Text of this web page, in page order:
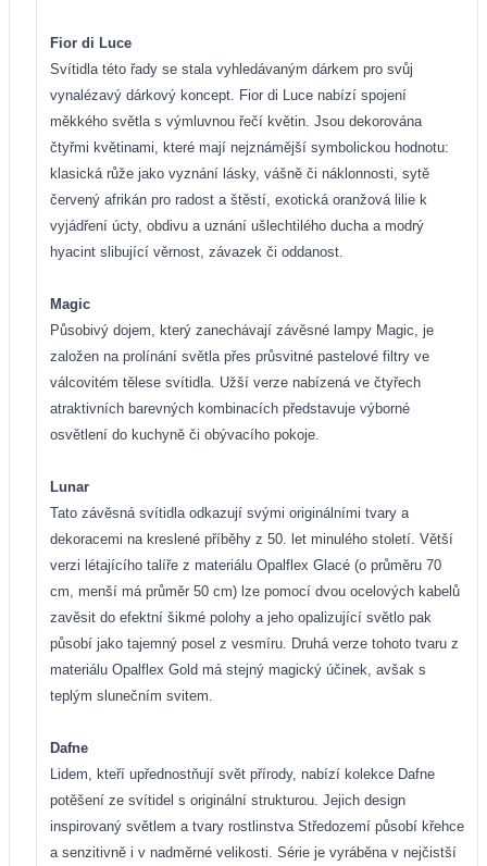
Fior di Luce
Svítidla této řady se stala vyhledávaným dárkem pro svůj
vynalézavý dárkový koncept. Fior di Luce nabízí spojení
měkkého světla s výmluvnou řečí květin. Jsou dekorována
čtyřmi květinami, které mají nejznámější symbolickou hodnotu:
klasická růže jako vyznání lásky, vášně či náklonnosti, sytě
červený afrikán pro radost a štěstí, exotická oranžová lilie k
vyjádření úcty, obdivu a uznání ušlechtilého ducha a modrý
hyacint slibující věrnost, závazek či oddanost.
Magic
Působivý dojem, který zanechávají závěsné lampy Magic, je
založen na prolínání světla přes průsvitné pastelové filtry ve
válcovitém tělese svítidla. Užší verze nabízená ve čtyřech
atraktivních barevných kombinacích představuje výborné
osvětlení do kuchyně či obývacího pokoje.
Lunar
Tato závěsná svítidla odkazují svými originálními tvary a
dekoracemi na kreslené příběhy z 50. let minulého století. Větší
verzi létajícího talíře z materiálu Opalflex Glacé (o průměru 70
cm, menší má průměr 50 cm) lze pomocí dvou ocelových kabelů
zavěsit do efektní šikmé polohy a jeho opalizující světlo pak
působí jako tajemný posel z vesmíru. Druhá verze tohoto tvaru z
materiálu Opalflex Gold má stejný magický účinek, avšak s
teplým slunečním svitem.
Dafne
Lidem, kteří upřednostňují svět přírody, nabízí kolekce Dafne
potěšení ze svítidel s originální strukturou. Jejich design
inspirovaný světlem a tvary rostlinstva Středozemí působí křehce
a senzitivně i v nadměrné velikosti. Série je vyráběna v nejčistší